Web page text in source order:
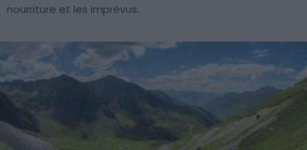
nourriture et les imprévus.